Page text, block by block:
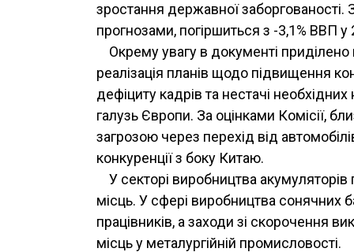
зростання державної
прогнозами, погіршиться з -3,1% ВВП у
Окрему увагу в документі
реалізація планів щодо підвищення
дефіциту кадрів та нестачі
галузь Європи. За оцінками Комісії,
загрозою через перехід від
конкуренції з боку Китаю.
У секторі виробництва
місць. У сфері виробництва сонячних
працівників, а заходи зі скорочення
місць у металургійній промисловості.